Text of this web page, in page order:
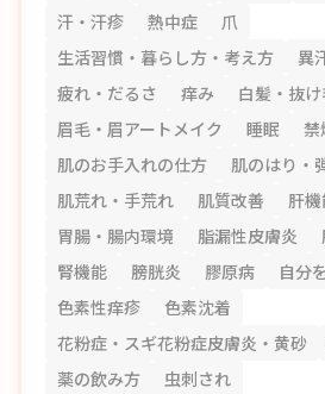
汗・汗疹
熱中症
爪
生活習慣・暮らし方・考え方
異
疲れ・だるさ
痒み
白髪・抜
眉毛・眉アートメイク
睡眠 禁
肌のお手入れの仕方
肌のはり・
肌荒れ・手荒れ
肌質改善
肝
胃腸・腸内環境
脂漏性皮膚炎
腎機能
膀胱炎 膠原病 自分
色素性痒疹
色素沈着
花粉症・スギ花粉症皮膚炎・黄砂
薬の飲み方
虫刺され